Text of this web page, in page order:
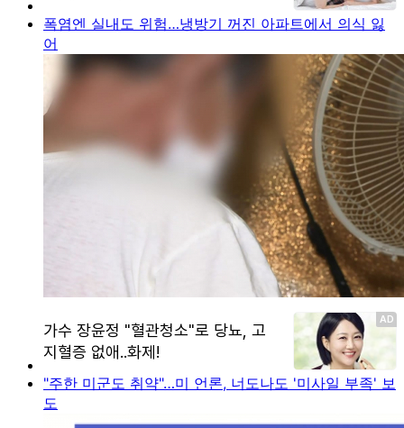
폭염엔 실내도 위험…냉방기 꺼진 아파트에서 의식 잃
어
"주한 미군도 취약"…미 언론, 너도나도 '미사일 부족' 보
도